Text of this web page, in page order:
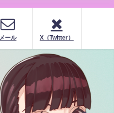
メール X（Twitter）